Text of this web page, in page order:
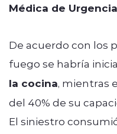
Médica de Urgencia
De acuerdo con los
fuego se habría
la cocina, mientras
del 40% de su
El siniestro